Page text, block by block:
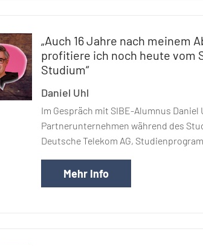
„Auch 16 Jahre nach meinem
profitiere ich noch heute vom
Studium“
Daniel Uhl
Im Gespräch mit SIBE-Alumnus Daniel
Partnerunternehmen während des
Deutsche Telekom AG,
Mehr Info